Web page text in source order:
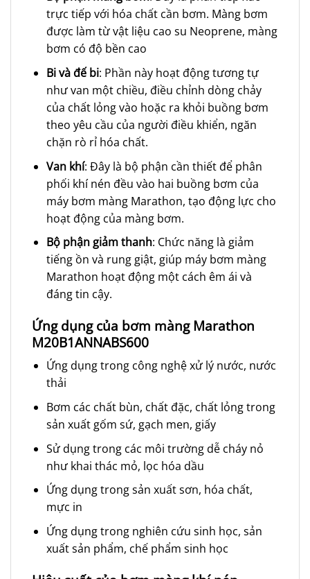
trực tiếp với hóa chất cần bơm. Màng bơm
được làm từ vật liệu cao su Neoprene, màng
bơm có độ bền cao
Bi và đế bi: Phần này hoạt động tương tự
như van một chiều, điều chỉnh dòng chảy
của chất lỏng vào hoặc ra khỏi buồng bơm
theo yêu cầu của người điều khiển, ngăn
chặn rò rỉ hóa chất.
Van khí: Đây là bộ phận cần thiết để phân
phối khí nén đều vào hai buồng bơm của
máy bơm màng Marathon, tạo động lực cho
hoạt động của màng bơm.
Bộ phận giảm thanh: Chức năng là giảm
tiếng ồn và rung giật, giúp máy bơm màng
Marathon hoạt động một cách êm ái và
đáng tin cậy.
Ứng dụng của bơm màng Marathon
M20B1ANNABS600
Ứng dụng trong công nghệ xử lý nước, nước
thải
Bơm các chất bùn, chất đặc, chất lỏng trong
sản xuất gốm sứ, gạch men, giấy
Sử dụng trong các môi trường dễ cháy nỏ
như khai thác mỏ, lọc hóa dầu
Ứng dụng trong sản xuất sơn, hóa chất,
mực in
Ứng dụng trong nghiên cứu sinh học, sản
xuất sản phẩm, chế phẩm sinh học